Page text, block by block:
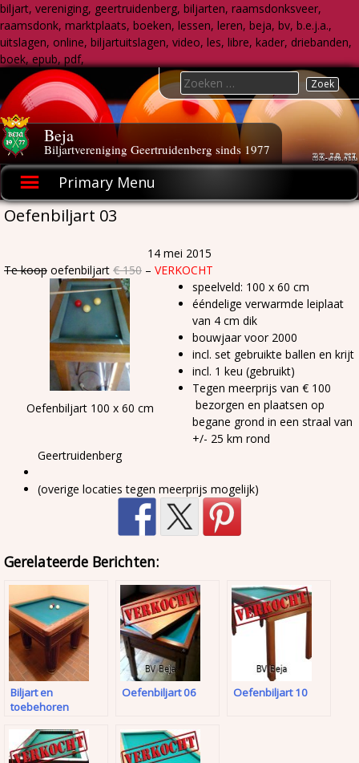
biljart, vereniging, geertruidenberg, biljarten, raamsdonksveer,
raamsdonk, marktplaats, boeken, lessen, leren, beja, bv, b.e.j.a.,
uitslagen, online, biljartuitslagen, video, les, libre, kader, driebanden,
boek, epub, pdf,
to
content
Beja
Biljartvereniging Geertruidenberg sinds 1977
Primary Menu
Search
for:
Oefenbiljart 03
14 mei 2015
Te koop oefenbiljart € 150 – VERKOCHT
Oefenbiljart 100 x 60 cm
speelveld: 100 x 60 cm
ééndelige verwarmde leiplaat
van 4 cm dik
bouwjaar voor 2000
incl. set gebruikte ballen en krijt
incl. 1 keu (gebruikt)
Tegen meerprijs van € 100
bezorgen en plaatsen op
begane grond in een straal van
+/- 25 km rond
Geertruidenberg
(overige locaties tegen meerprijs mogelijk)
Gerelateerde Berichten:
Biljart en
toebehoren
Oefenbiljart 06 Oefenbiljart 10